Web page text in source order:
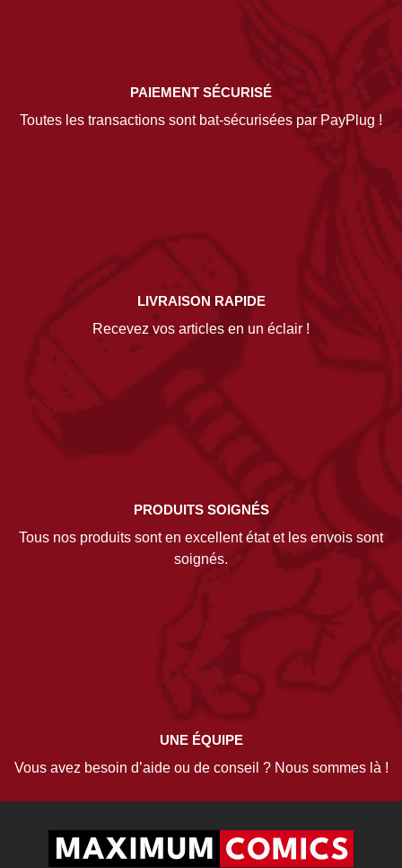
PAIEMENT SÉCURISÉ
Toutes les transactions sont bat-sécurisées par PayPlug !
LIVRAISON RAPIDE
Recevez vos articles en un éclair !
PRODUITS SOIGNÉS
Tous nos produits sont en excellent état et les envois sont
soignés.
UNE ÉQUIPE
Vous avez besoin d’aide ou de conseil ? Nous sommes là !